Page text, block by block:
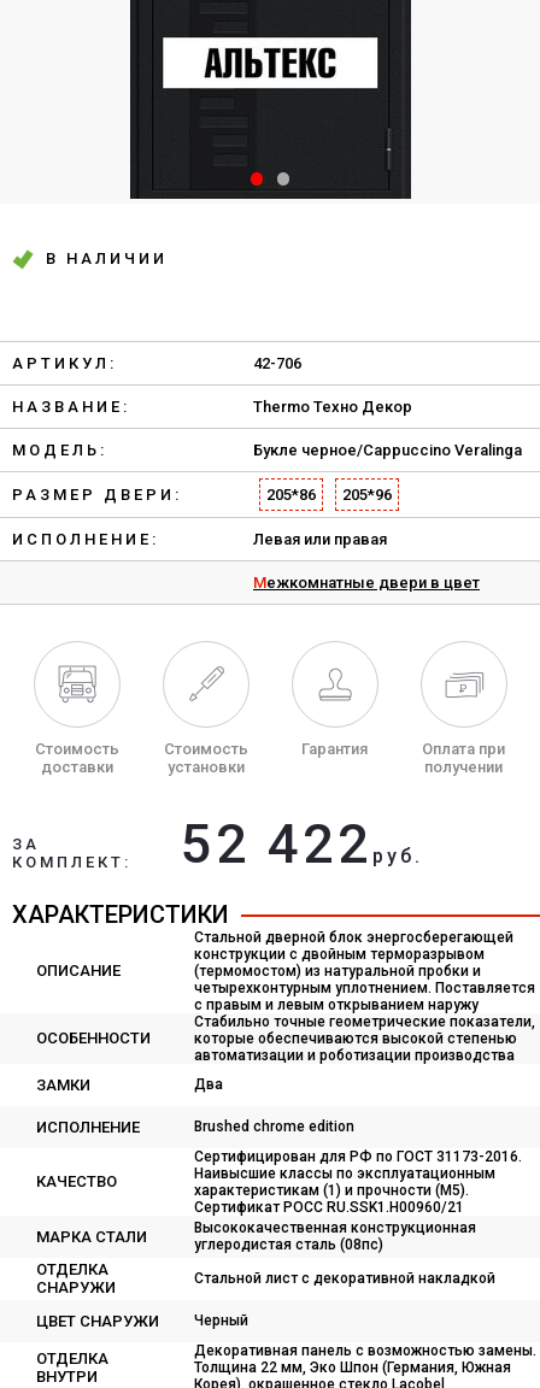
В НАЛИЧИИ
АРТИКУЛ: 42-706
НАЗВАНИЕ: Thermo Техно Декор
МОДЕЛЬ: Букле черное/Cappuccino Veralinga
РАЗМЕР ДВЕРИ: 205*86 205*96
ИСПОЛНЕНИЕ: Левая или правая
Межкомнатные двери в цвет
Стоимость
доставки
Стоимость
установки
Гарантия
Оплата при
получении
ЗА
КОМПЛЕКТ:
52 422 руб.
ХАРАКТЕРИСТИКИ
ОПИСАНИЕ
Стальной дверной блок энергосберегающей
конструкции с двойным терморазрывом
(термомостом) из натуральной пробки и
четырехконтурным уплотнением. Поставляется
с правым и левым открыванием наружу
ОСОБЕННОСТИ
Стабильно точные геометрические показатели,
которые обеспечиваются высокой степенью
автоматизации и роботизации производства
ЗАМКИ Два
ИСПОЛНЕНИЕ Brushed chrome edition
КАЧЕСТВО
Сертифицирован для РФ по ГОСТ 31173-2016.
Наивысшие классы по эксплуатационным
характеристикам (1) и прочности (М5).
Сертификат POCC RU.SSK1.H00960/21
МАРКА СТАЛИ
Высококачественная конструкционная
углеродистая сталь (08пс)
ОТДЕЛКА
СНАРУЖИ
Стальной лист с декоративной накладкой
ЦВЕТ СНАРУЖИ Черный
ОТДЕЛКА
ВНУТРИ
Декоративная панель с возможностью замены.
Толщина 22 мм, Эко Шпон (Германия, Южная
Корея), окрашенное стекло Lacobel